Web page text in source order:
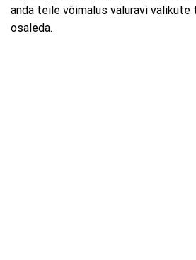
anda teile võimalus valuravi
osaleda.